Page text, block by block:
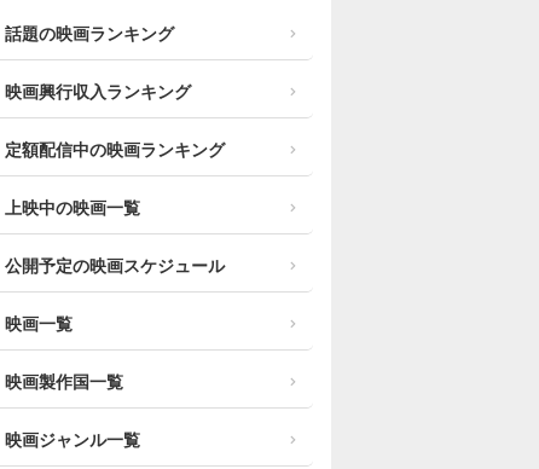
話題の映画ランキング
映画興行収入ランキング
定額配信中の映画ランキング
上映中の映画一覧
公開予定の映画スケジュール
映画一覧
映画製作国一覧
映画ジャンル一覧